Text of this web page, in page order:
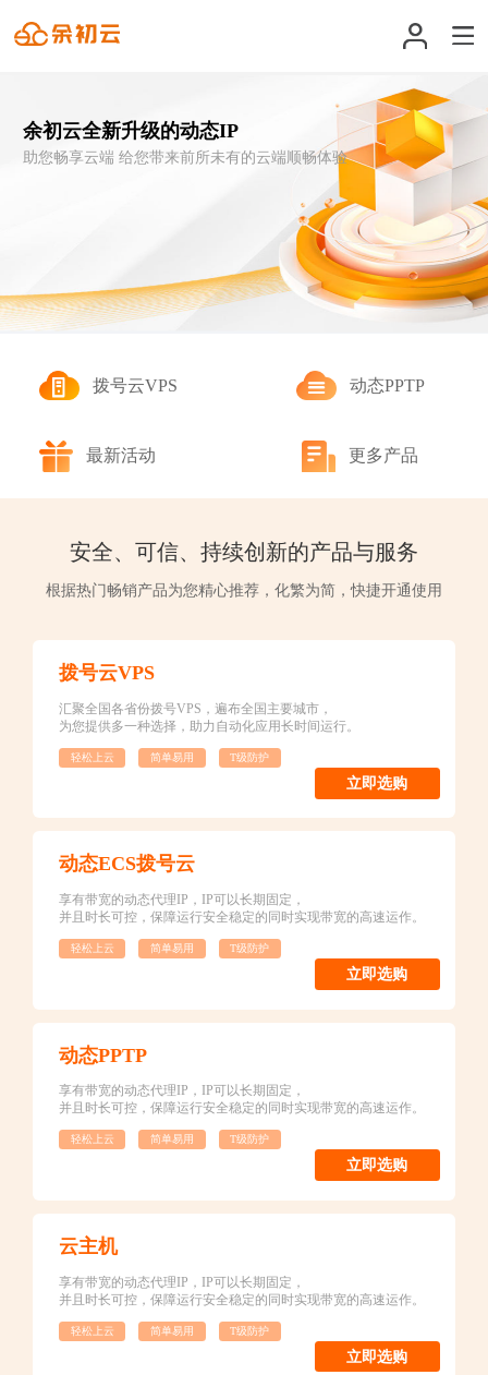
ECS拨号云
动态PPTP
云服务器
弹性云服务器
关于我们
余初云全新升级的动态IP
助您畅享云端 给您带来前所未有的云端顺畅体验
拨号云VPS 动态PPTP
最新活动 更多产品
安全、可信、持续创新的产品与服务
根据热门畅销产品为您精心推荐，化繁为简，快捷开通使用
拨号云VPS
汇聚全国各省份拨号VPS，遍布全国主要城市，
为您提供多一种选择，助力自动化应用长时间运行。
轻松上云 简单易用 T级防护
立即选购
动态ECS拨号云
享有带宽的动态代理IP，IP可以长期固定，
并且时长可控，保障运行安全稳定的同时实现带宽的高速运作。
轻松上云 简单易用 T级防护
立即选购
动态PPTP
享有带宽的动态代理IP，IP可以长期固定，
并且时长可控，保障运行安全稳定的同时实现带宽的高速运作。
轻松上云 简单易用 T级防护
立即选购
云主机
享有带宽的动态代理IP，IP可以长期固定，
并且时长可控，保障运行安全稳定的同时实现带宽的高速运作。
轻松上云 简单易用 T级防护
立即选购